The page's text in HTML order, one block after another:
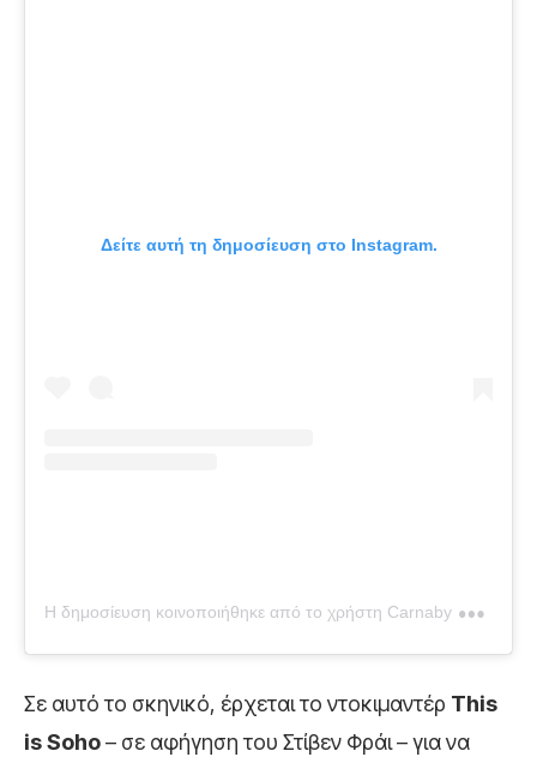
Δείτε αυτή τη δημοσίευση στο Instagram.
Η
δημοσίευση κοινοποιήθηκε από το χρήστη Carnaby Street and Soho (@thisissoho)
Σε αυτό το σκηνικό, έρχεται το ντοκιμαντέρ This
is Soho– σε αφήγηση του Στίβεν Φράι – για να